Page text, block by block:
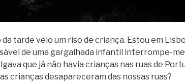
da tarde veio um riso de cri­ança. Estou em
de uma gar­ga­lhada infan­til interrompe-me
que já não havia cri­an­ças nas ruas de
cri­an­ças desa­pa­re­ce­ram das nos­sas ruas?